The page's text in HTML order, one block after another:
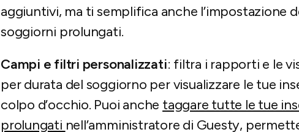
aggiuntivi, ma ti semplifica anche l’impostazione
soggiorni prolungati.
Campi e filtri personalizzati: filtra i rapporti e le
per durata del soggiorno per visualizzare le tue
colpo d’occhio. Puoi anche taggare tutte le tue
prolungati nell’amministratore di Guesty,